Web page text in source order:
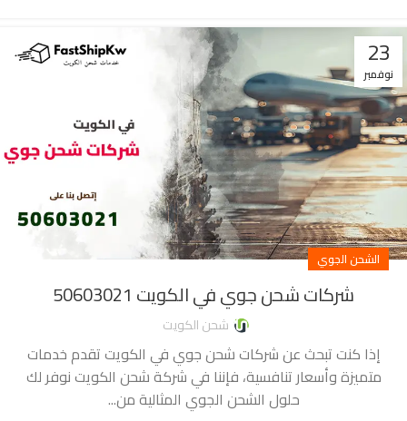
23
نوفمبر
الشحن الجوي
شركات شحن جوي في الكويت 50603021
شحن الكويت
إذا كنت تبحث عن شركات شحن جوي في الكويت تقدم خدمات
متميزة وأسعار تنافسية، فإننا في شركة شحن الكويت نوفر لك
حلول الشحن الجوي المثالية من...